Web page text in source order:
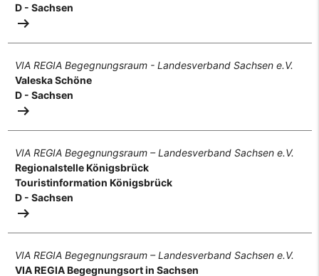
D - Sachsen
arrow_right_alt
VIA REGIA Begegnungsraum - Landesverband Sachsen e.V.
Valeska Schöne
D - Sachsen
arrow_right_alt
VIA REGIA Begegnungsraum – Landesverband Sachsen e.V.
Regionalstelle Königsbrück
Touristinformation Königsbrück
D - Sachsen
arrow_right_alt
VIA REGIA Begegnungsraum – Landesverband Sachsen e.V.
VIA REGIA Begegnungsort in Sachsen